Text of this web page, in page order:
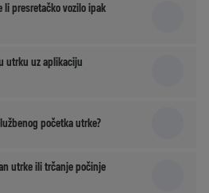
li presretačko vozilo ipak
utrku uz aplikaciju
početka utrke?
utrke ili trčanje počinje